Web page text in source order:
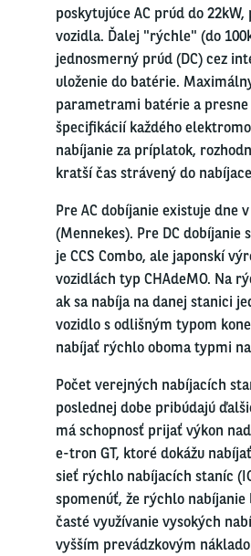
poskytujúce AC prúd do
vozidla. Ďalej "rýchle" (do
jednosmerný prúd (DC) cez
uloženie do batérie.
parametrami batérie a
špecifikácií každého
nabíjanie za príplatok,
kratší čas strávený do
Pre AC dobíjanie existuje dne
(Mennekes). Pre DC
je CCS Combo, ale japonskí
vozidlách typ CHAdeMO. Na
ak sa nabíja na danej stanici
vozidlo s odlišným typom
nabíjať rýchlo oboma typmi
Počet verejných nabíjacích
poslednej dobe pribúdajú
má schopnosť prijať výkon
e-tron GT, ktoré dokážu
sieť rýchlo nabíjacích staníc
spomenúť, že rýchlo
časté využívanie vysokých
vyšším prevádzkovým